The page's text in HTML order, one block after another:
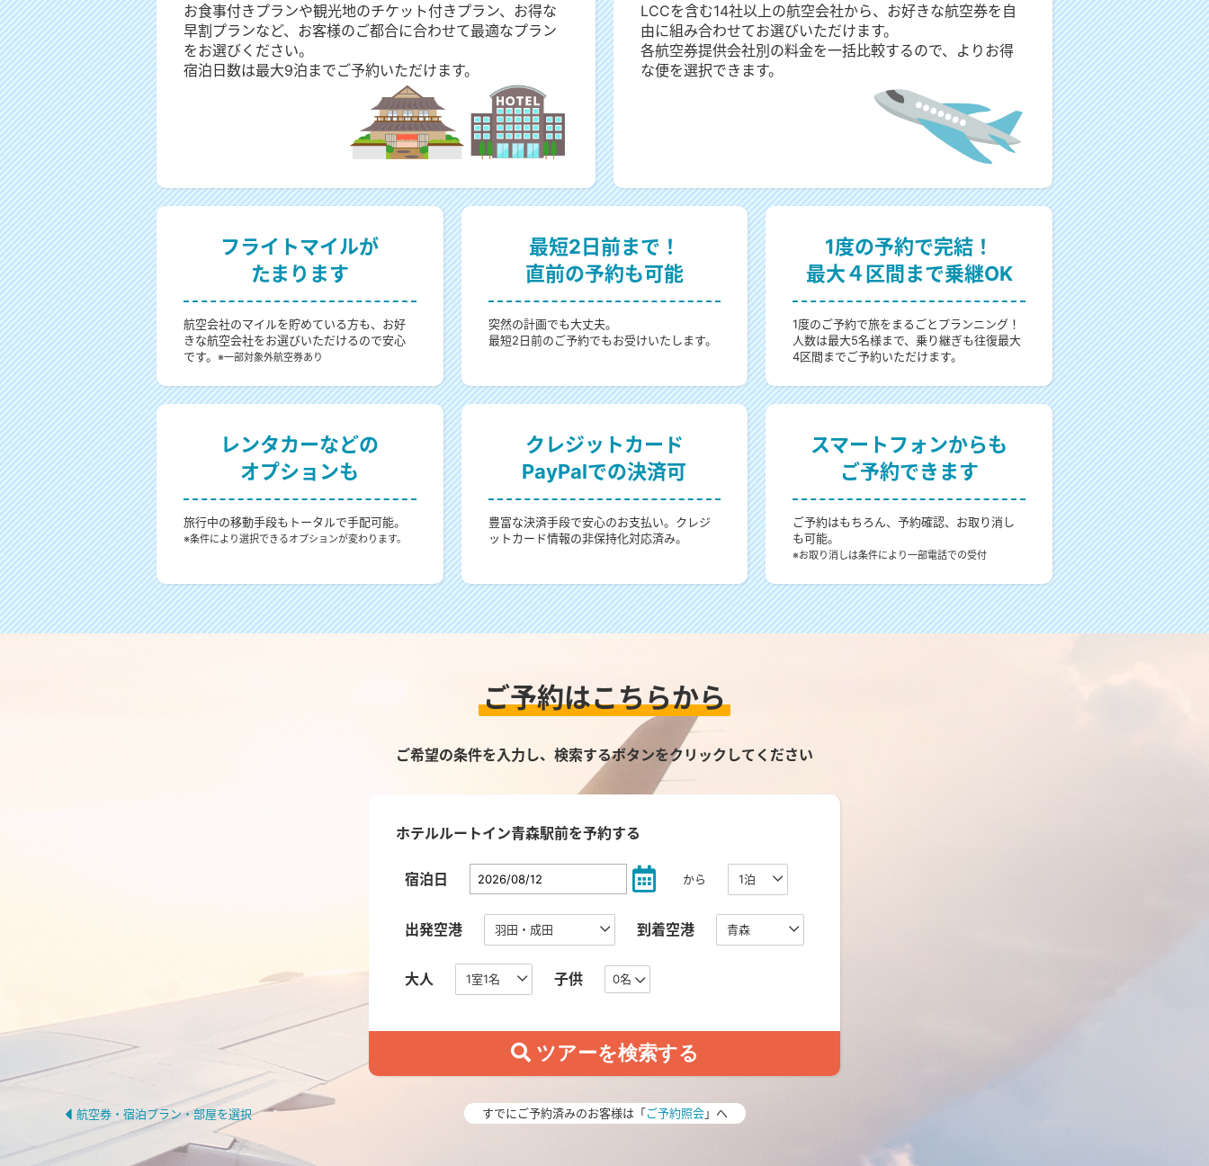
お食事付きプランや観光地のチケット付きプラン、お得な
早割プランなど、お客様のご都合に合わせて最適なプラン
をお選びください。
宿泊日数は最大9泊までご予約いただけます。
LCCを含む14社以上の航空会社から、お好きな航空券を自
由に組み合わせてお選びいただけます。
各航空券提供会社別の料金を一括比較するので、よりお得
な便を選択できます。
フライトマイルが
たまります
航空会社のマイルを貯めている方も、お好
きな航空会社をお選びいただけるので安心
です。 ※一部対象外航空券あり
最短2日前まで！
直前の予約も可能
突然の計画でも大丈夫。
最短2日前のご予約でもお受けいたします。
1度の予約で完結！
最大４区間まで乗継OK
1度のご予約で旅をまるごとプランニング！
人数は最大5名様まで、乗り継ぎも往復最大
4区間までご予約いただけます。
レンタカーなどの
オプションも
旅行中の移動手段もトータルで手配可能。
※条件により選択できるオプションが変わります。
クレジットカード
PayPalでの決済可
豊富な決済手段で安心のお支払い。クレジ
ットカード情報の非保持化対応済み。
スマートフォンからも
ご予約できます
ご予約はもちろん、予約確認、お取り消し
も可能。
※お取り消しは条件により一部電話での受付
ご予約はこちらから
ご希望の条件を入力し、検索するボタンをクリックしてください
ホテルルートイン青森駅前を予約する
宿泊日 から
出発空港 到着空港
大人 子供 0名
航空券・宿泊プラン・部屋を選択 すでにご予約済みのお客様は「ご予約照会」へ